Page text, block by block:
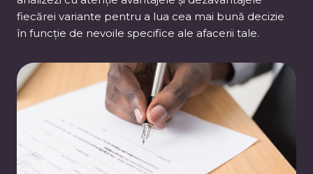
fiecărei variante pentru a lua cea mai bună decizie
în funcție de nevoile specifice ale afacerii tale.